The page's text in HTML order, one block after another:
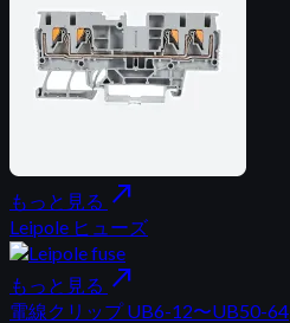
もっと見る north_east
Leipole ヒューズ
もっと見る north_east
電線クリップ UB6-12〜UB50-64